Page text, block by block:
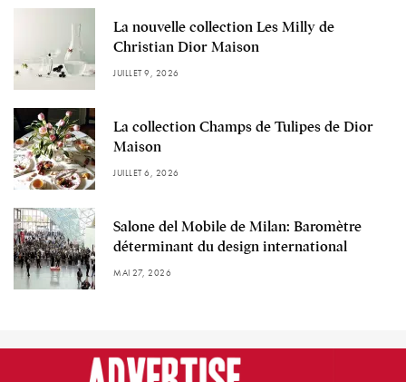
La nouvelle collection Les Milly de
Christian Dior Maison
JUILLET 9, 2026
La collection Champs de Tulipes de Dior
Maison
JUILLET 6, 2026
Salone del Mobile de Milan: Baromètre
déterminant du design international
MAI 27, 2026